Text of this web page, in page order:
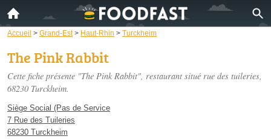
Accueil > Grand-Est > Haut-Rhin > Turckheim
The Pink Rabbit
Cette fiche présente "The Pink Rabbit", restaurant situé rue des tuileries,
68230 Turckheim.
Siège Social (Pas de Service
7 Rue des Tuileries
68230 Turckheim